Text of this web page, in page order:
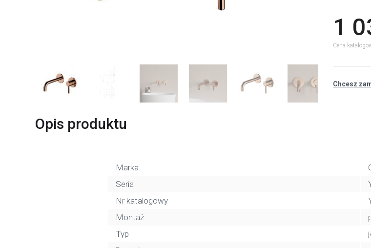
1
Cena
Chcesz
Opis produktu
Marka
Seria
Nr katalogowy
Montaż
Typ